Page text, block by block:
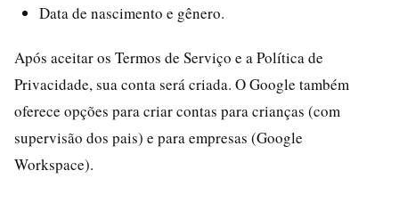
Data de nascimento e gênero.
Após aceitar os Termos de Serviço e a Política de
Privacidade, sua conta será criada. O Google também
oferece opções para criar contas para crianças (com
supervisão dos pais) e para empresas (Google
Workspace).